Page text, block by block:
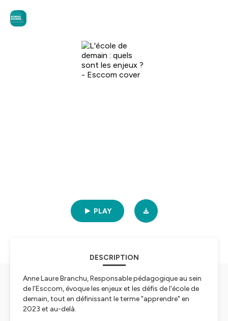
PLAY
DESCRIPTION
Anne Laure Branchu, Responsable pédagogique au sein
de l’Esccom, évoque les enjeux et les défis de l'école de
demain, tout en définissant le terme"apprendre" en
2023 et au-delà.